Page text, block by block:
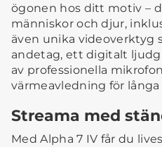
ögonen hos ditt motiv –
människor och djur,
även unika videoverktyg
andetag, ett digitalt
av professionella
värmeavledning för
Streama med
Med Alpha 7 IV får du